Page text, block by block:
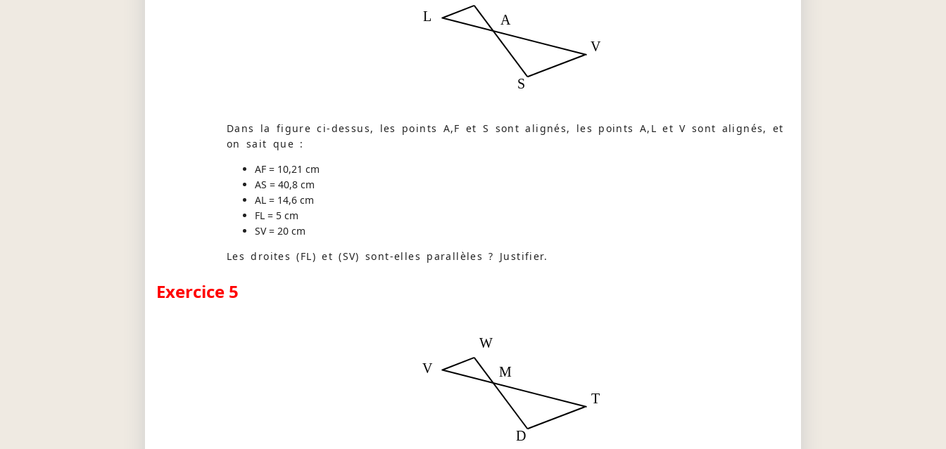
V
A
S
L
Dans la figure ci-dessus, les points A,F et S sont alignés, les points A,L et V sont alignés, et
on sait que :
AF = 10,21 cm
AS = 40,8 cm
AL = 14,6 cm
FL = 5 cm
SV = 20 cm
Les droites (FL) et (SV) sont-elles parallèles ? Justifier.
Exercice 5
T
M
D
W
V